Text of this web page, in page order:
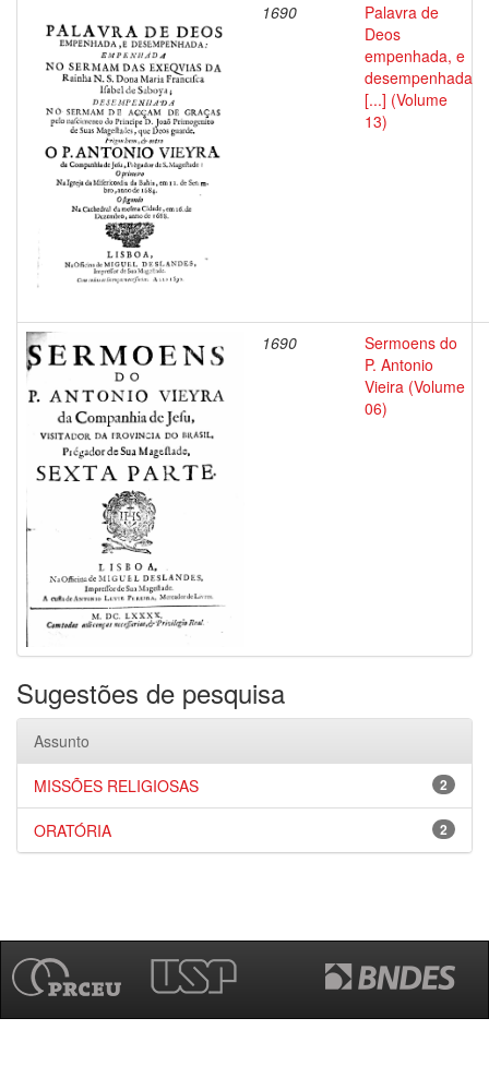
1690
Palavra de
Deos
empenhada, e
desempenhada
[...] (Volume
13)
1690
Sermoens do
P. Antonio
Vieira (Volume
06)
Sugestões de pesquisa
Assunto
2
MISSÕES RELIGIOSAS
2
ORATÓRIA